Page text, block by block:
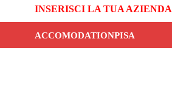
INSERISCI LA TUA AZIENDA
ACCOMODATIONPISA